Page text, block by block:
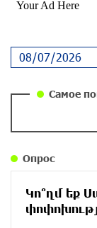
Самое
Опрос
Կո՞ղմ եք